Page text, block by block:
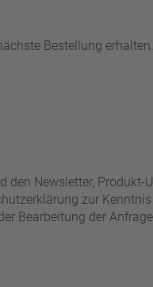
Bestellung
Newsletter,
zur
Bearbeitung der